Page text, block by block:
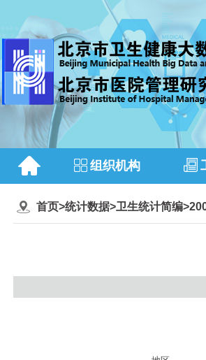
组织机构
首页>统计数据>卫生统计简编>